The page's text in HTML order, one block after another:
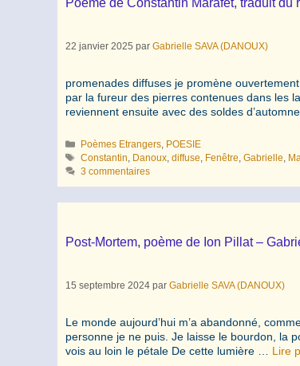
Poème de Constantin Marafet, traduit
22 janvier 2025 par Gabrielle SAVA (DANOUX)
promenades diffuses je promène
par la fureur des pierres contenues dans les
reviennent ensuite avec des soldes
Catégories
Poèmes Etrangers, POESIE
Étiquettes
Constantin, Danoux,diffuse, Fenêtre,Gabrielle,
3 commentaires
Post-Mortem, poème de Ion Pillat –
15 septembre 2024 par Gabrielle SAVA (DANOUX)
Le monde aujourd’hui m’a abandonné,
personne je ne puis. Je laisse le bourdon, la
vois au loin le pétale De cette lumière … Lire